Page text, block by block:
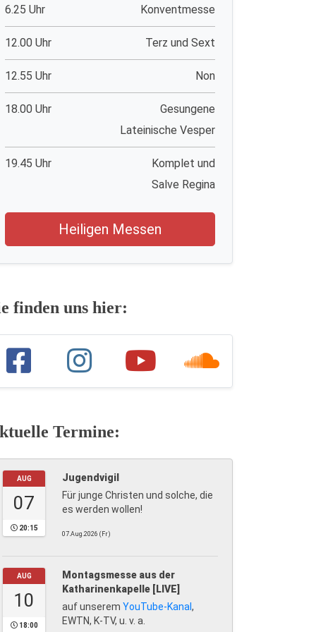
6.25 Uhr Konventmesse
12.00 Uhr Terz und Sext
12.55 Uhr Non
18.00 Uhr
Gesungene
Lateinische Vesper
19.45 Uhr
Komplet und
Salve Regina
Heiligen Messen
finden uns hier:
Termine:
AUG
07
20:15
Jugendvigil
Für junge Christen und solche, die
es werden wollen!
07.Aug.2026 (Fr)
AUG
10
18:00
Montagsmesse aus der
Katharinenkapelle [LIVE]
auf unserem YouTube-Kanal ,
EWTN, K-TV, u. v. a.